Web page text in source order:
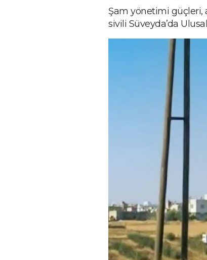
Şam yönetimi güçleri,
sivili Süveyda’da